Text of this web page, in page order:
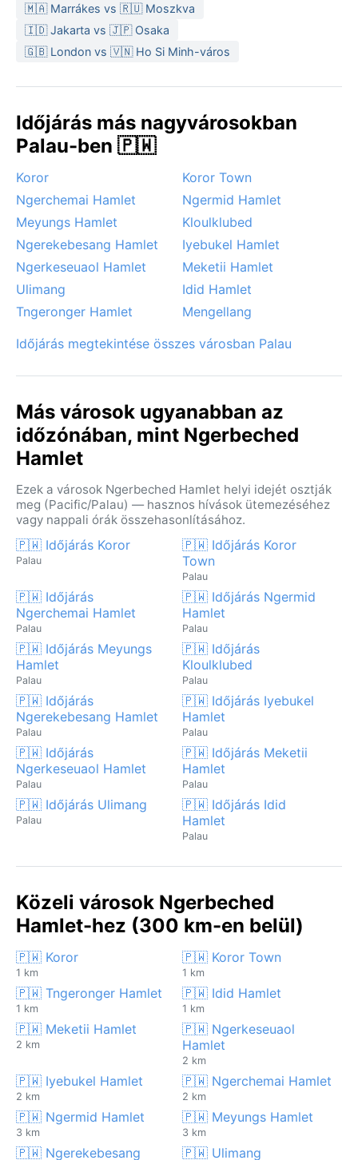
🇲🇦 Marrákes vs 🇷🇺 Moszkva
🇮🇩 Jakarta vs 🇯🇵 Osaka
🇬🇧 London vs 🇻🇳 Ho Si Minh-város
Időjárás más nagyvárosokban
Palau-ben 🇵🇼
Koror
Koror Town
Ngerchemai Hamlet
Ngermid Hamlet
Meyungs Hamlet
Kloulklubed
Ngerekebesang Hamlet
Iyebukel Hamlet
Ngerkeseuaol Hamlet
Meketii Hamlet
Ulimang
Idid Hamlet
Tngeronger Hamlet
Mengellang
Időjárás megtekintése összes városban Palau
Más városok ugyanabban az
időzónában, mint Ngerbeched
Hamlet
Ezek a városok Ngerbeched Hamlet helyi idejét osztják
meg (Pacific/Palau) — hasznos hívások ütemezéséhez
vagy nappali órák összehasonlításához.
🇵🇼 Időjárás Koror
Palau
🇵🇼 Időjárás Koror
Town
Palau
🇵🇼 Időjárás
Ngerchemai Hamlet
Palau
🇵🇼 Időjárás Ngermid
Hamlet
Palau
🇵🇼 Időjárás Meyungs
Hamlet
Palau
🇵🇼 Időjárás
Kloulklubed
Palau
🇵🇼 Időjárás
Ngerekebesang Hamlet
Palau
🇵🇼 Időjárás Iyebukel
Hamlet
Palau
🇵🇼 Időjárás
Ngerkeseuaol Hamlet
Palau
🇵🇼 Időjárás Meketii
Hamlet
Palau
🇵🇼 Időjárás Ulimang
Palau
🇵🇼 Időjárás Idid
Hamlet
Palau
Közeli városok Ngerbeched
Hamlet-hez (300 km-en belül)
🇵🇼 Koror
1 km
🇵🇼 Koror Town
1 km
🇵🇼 Tngeronger Hamlet
1 km
🇵🇼 Idid Hamlet
1 km
🇵🇼 Meketii Hamlet
2 km
🇵🇼 Ngerkeseuaol
Hamlet
2 km
🇵🇼 Iyebukel Hamlet
2 km
🇵🇼 Ngerchemai Hamlet
2 km
🇵🇼 Ngermid Hamlet
3 km
🇵🇼 Meyungs Hamlet
3 km
🇵🇼 Ngerekebesang 🇵🇼 Ulimang